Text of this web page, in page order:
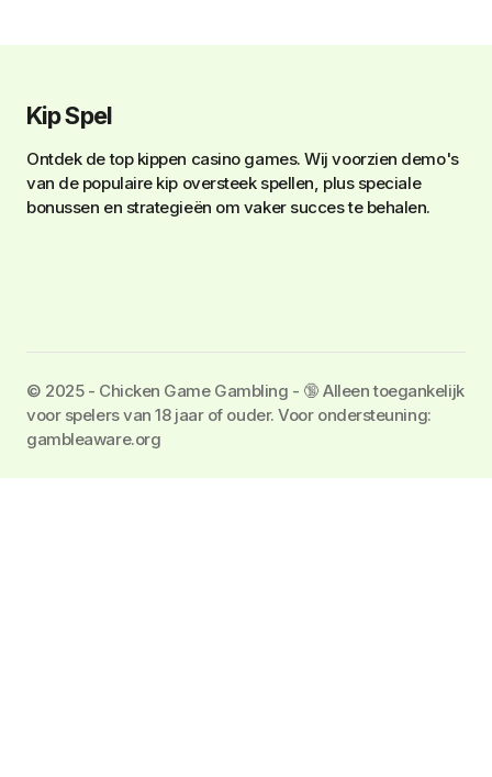
Kip Spel
Ontdek de top kippen casino games. Wij voorzien demo's
van de populaire kip oversteek spellen, plus speciale
bonussen en strategieën om vaker succes te behalen.
©️ 2025 - Chicken Game Gambling - 🔞 Alleen toegankelijk
voor spelers van 18 jaar of ouder. Voor ondersteuning:
gambleaware.org